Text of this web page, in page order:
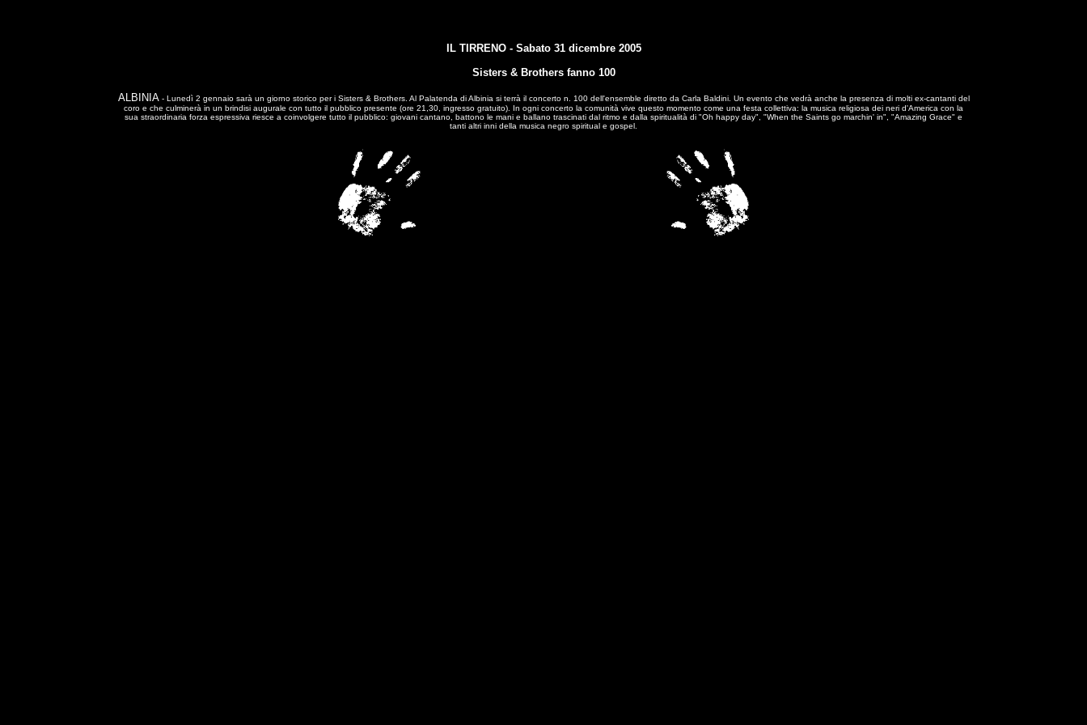
IL TIRRENO - Sabato 31 dicembre 2005
Sisters & Brothers fanno 100
ALBINIA- Lunedì 2 gennaio sarà un giorno storico per i Sisters & Brothers. Al Palatenda di Albinia si terrà il concerto n. 100 dell'ensemble diretto da Carla Baldini. Un evento che vedrà anche la presenza di molti ex-cantanti del
coro e che culminerà in un brindisi augurale con tutto il pubblico presente (ore 21,30, ingresso gratuito). In ogni concerto la comunità vive questo momento come una festa collettiva: la musica religiosa dei neri d'America con la
sua straordinaria forza espressiva riesce a coinvolgere tutto il pubblico: giovani cantano, battono le mani e ballano trascinati dal ritmo e dalla spiritualità di "Oh happy day", "When the Saints go marchin' in", "Amazing Grace" e
tanti altri inni della musica negro spiritual e gospel.